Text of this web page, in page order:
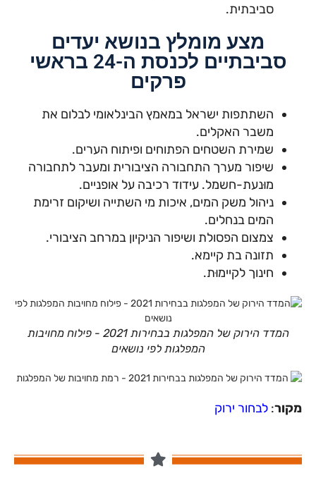
סביבתית.
מצע מומלץ בנושא יעדים
סביבתיים לכנסת ה-24 בראשי
פרקים
השתתפות ישראל במאמץ הבינלאומי לבלום את
משבר האקלים.
שמירת השטחים הפתוחים ופיתוח הערים.
שיפור מערך התחבורה הציבורית ומעבר לתחבורה
מוּנעת-חשמל. עידוד רכיבה על אופניים.
ניהול משק המים, איכות מי השתייה ושיקום זרימת
המים בנחלים.
צמצום הפסולת ושיפור הניקיון במרחב הציבורי.
תזונה בת קיימא.
חינוך לקיימוּת.
המדד הירוק של המפלגות בבחירות 2021 - פילוח מחויבות
המפלגות לפי נושאים
מקור: לבחור ירוק